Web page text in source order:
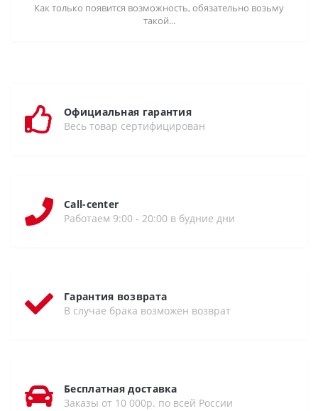
Как только появится возможность, обязательно возьму
такой...
Официальная гарантия
Весь товар сертифицирован
Call-center
Работаем 9:00 - 20:00 в будние дни
Гарантия возврата
В случае брака возможен возврат
Бесплатная доставка
Заказы от 10 000р. по всей России